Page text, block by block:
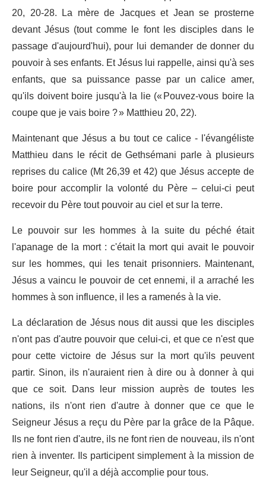
20, 20-28. La mère de Jacques et Jean se prosterne
devant Jésus (tout comme le font les disciples dans le
passage d'aujourd'hui), pour lui demander de donner du
pouvoir à ses enfants. Et Jésus lui rappelle, ainsi qu'à ses
enfants, que sa puissance passe par un calice amer,
qu'ils doivent boire jusqu'à la lie (« Pouvez-vous boire la
coupe que je vais boire ? » Matthieu 20, 22).
Maintenant que Jésus a bu tout ce calice - l'évangéliste
Matthieu dans le récit de Gethsémani parle à plusieurs
reprises du calice (Mt 26,39 et 42) que Jésus accepte de
boire pour accomplir la volonté du Père – celui-ci peut
recevoir du Père tout pouvoir au ciel et sur la terre.
Le pouvoir sur les hommes à la suite du péché était
l'apanage de la mort : c'était la mort qui avait le pouvoir
sur les hommes, qui les tenait prisonniers. Maintenant,
Jésus a vaincu le pouvoir de cet ennemi, il a arraché les
hommes à son influence, il les a ramenés à la vie.
La déclaration de Jésus nous dit aussi que les disciples
n'ont pas d'autre pouvoir que celui-ci, et que ce n'est que
pour cette victoire de Jésus sur la mort qu'ils peuvent
partir. Sinon, ils n'auraient rien à dire ou à donner à qui
que ce soit. Dans leur mission auprès de toutes les
nations, ils n'ont rien d'autre à donner que ce que le
Seigneur Jésus a reçu du Père par la grâce de la Pâque.
Ils ne font rien d'autre, ils ne font rien de nouveau, ils n'ont
rien à inventer. Ils participent simplement à la mission de
leur Seigneur, qu'il a déjà accomplie pour tous.